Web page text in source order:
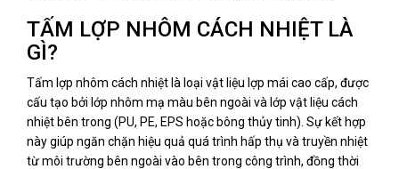
TẤM LỢP NHÔM CÁCH NHIỆT LÀ
GÌ?
Tấm lợp nhôm cách nhiệt là loại vật liệu lợp mái cao cấp, được
cấu tạo bởi lớp nhôm mạ màu bên ngoài và lớp vật liệu cách
nhiệt bên trong (PU, PE, EPS hoặc bông thủy tinh). Sự kết hợp
này giúp ngăn chặn hiệu quả quá trình hấp thụ và truyền nhiệt
từ môi trường bên ngoài vào bên trong công trình, đồng thời